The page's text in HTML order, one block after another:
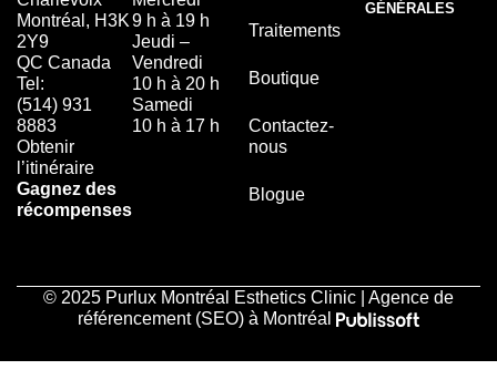
Montréal, H3K
2Y9
QC Canada
Tel:
(514) 931
8883
Obtenir
l’itinéraire
Gagnez des
récompenses
9 h à 19 h
Jeudi –
Vendredi
10 h à 20 h
Samedi
10 h à 17 h
Traitements
Boutique
Contactez-
nous
Blogue
GÉNÉRALES
© 2025 Purlux Montréal Esthetics Clinic | Agence de
référencement (SEO) à Montréal